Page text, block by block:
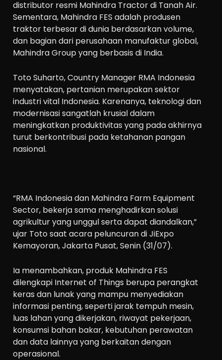
distributor resmi Mahindra Tractor di Tanah Air.
Sementara, Mahindra FES adalah produsen
traktor terbesar di dunia berdasarkan volume,
dan bagian dari perusahaan manufaktur global,
Mahindra Group yang berbasis di India.
Toto Suharto, Country Manager RMA Indonesia
menyatakan, pertanian merupakan sektor
industri vital Indonesia. Karenanya, teknologi dan
modernisasi sangatlah krusial dalam
meningkatkan produktivitas yang pada akhirnya
turut berkontribusi pada ketahanan pangan
nasional.
“RMA Indonesia dan Mahindra Farm Equipment
Sector, bekerja sama menghadirkan solusi
agrikultur yang unggul serta dapat diandalkan,”
ujar Toto saat acara peluncuran di JiExpo
Kemayoran, Jakarta Pusat, Senin (31/07).
Ia menambahkan, produk Mahindra FES
dilengkapi Internet of Things berupa perangkat
keras dan lunak yang mampu menyediakan
informasi penting, seperti jarak tempuh mesin,
luas lahan yang dikerjakan, riwayat pekerjaan,
konsumsi bahan bakar, kebutuhan perawatan
dan data lainnya yang berkaitan dengan
operasional.